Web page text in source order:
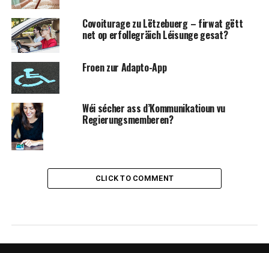
Covoiturage zu Lëtzebuerg – firwat gëtt
net op erfollegräich Léisunge gesat?
Froen zur Adapto-App
Wéi sécher ass d’Kommunikatioun vu
Regierungsmemberen?
CLICK TO COMMENT